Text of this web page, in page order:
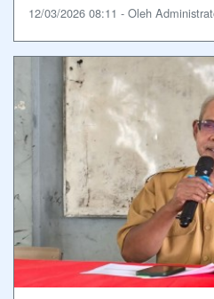
12/03/2026 08:11 - Oleh